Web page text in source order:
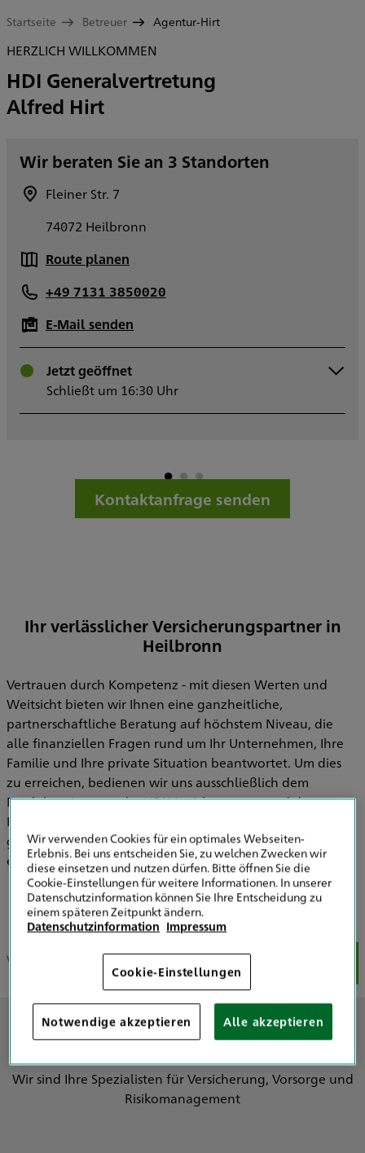
Startseite Betreuer Agentur-Hirt
HERZLICH WILLKOMMEN
HDI Generalvertretung
Alfred Hirt
Wir beraten Sie an 3 Standorten
Fleiner Str. 7
74072 Heilbronn
Route planen
+49 7131 3850020
E-Mail senden
Jetzt geöffnet
Schließt um 16:30 Uhr
Montag
Dienstag
Mittwoch
08:30 - 16:30
Kontaktanfrage senden
Ihr verlässlicher Versicherungspartner in
Heilbronn
Vertrauen durch Kompetenz - mit diesen Werten und
Weitsicht bieten wir Ihnen eine ganzheitliche,
partnerschaftliche Beratung auf höchstem Niveau, die
alle finanziellen Fragen rund um Ihr Unternehmen, Ihre
Familie und Ihre private Situation beantwortet. Um dies
zu erreichen, bedienen wir uns ausschließlich dem
Produktuniversum der HDI Versicherungen und deren
Partnern, die hohen Qualitätsansprüchen vollkommen
gerecht werden. Dies gilt insbesondere auch für die
ergänzenden Leistungen Ihrer Versorgungswerke.
Wir über uns Unser Team Unsere Schwerpunkte
Wir über uns
Wir sind Ihre Spezialisten für Versicherung, Vorsorge und
Risikomanagement
Wir verwenden Cookies für ein optimales Webseiten-
Erlebnis. Bei uns entscheiden Sie, zu welchen Zwecken wir
diese einsetzen und nutzen dürfen. Bitte öffnen Sie die
Cookie-Einstellungen für weitere Informationen. In unserer
Datenschutzinformation können Sie Ihre Entscheidung zu
einem späteren Zeitpunkt ändern.
Datenschutzinformation Impressum
Cookie-Einstellungen
Notwendige akzeptieren Alle akzeptieren